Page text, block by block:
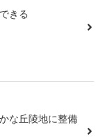
きる
な丘陵地に整備